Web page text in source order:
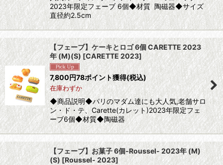
2023年限定フェーブ 6個◆材質 陶磁器◆サイズ
直径約2.5cm
【フェーブ】ケーキとロゴ 6個 CARETTE 2023
年 (M)(S)[CARETTE 2023]
7,800円78ポイント獲得(税込)
在庫わずか
◆商品説明◆パリのマダム達にも大人気,老舗サロ
ン・ド・テ、Carette(カレット)2023年限定フェ
ーブ6個◆材質◆陶磁器
【フェーブ】お菓子 6個-Roussel- 2023年 (M)
(S) [Roussel- 2023]